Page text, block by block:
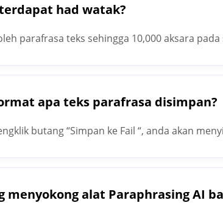
had watak?
parafrasa teks sehingga 10,000 aksara
apa teks parafrasa disimpan?
butang “Simpan ke Fail “, anda akan
menyokong alat Paraphrasing AI